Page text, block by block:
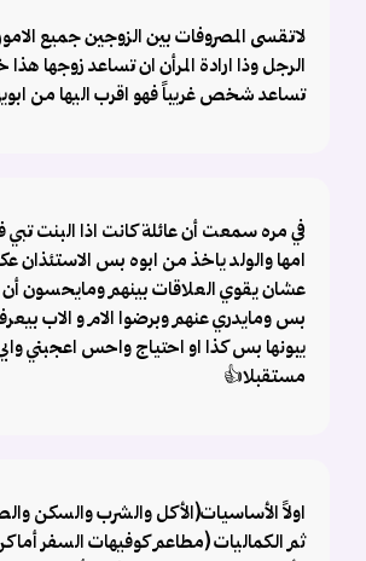
لاتقسى المصروفات بين الزوجين جميع الامور
الرجل وذا ارادة المرأن ان تساعد زوجها هذا
تساعد شخص غريباً فهو اقرب اليها من
في مره سمعت أن عائلة كانت اذا البنت
امها والولد ياخذ من ابوه بس
عشان يقوي العلاقات بينهم ومايحسون
بس ومايدري عنهم وبرضوا الام و الاب
يبونها بس كذا او احتياج واحس اعجبني
مستقبلا👍
اولاً الأساسيات(الأكل والشرب والسكن
ثم الكماليات (مطاعم كوفيهات السفر